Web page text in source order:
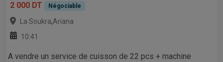
2 000 DT
Négociable
La Soukra,Ariana
10:41
A vendre un service de cuisson de 22 pcs + machine